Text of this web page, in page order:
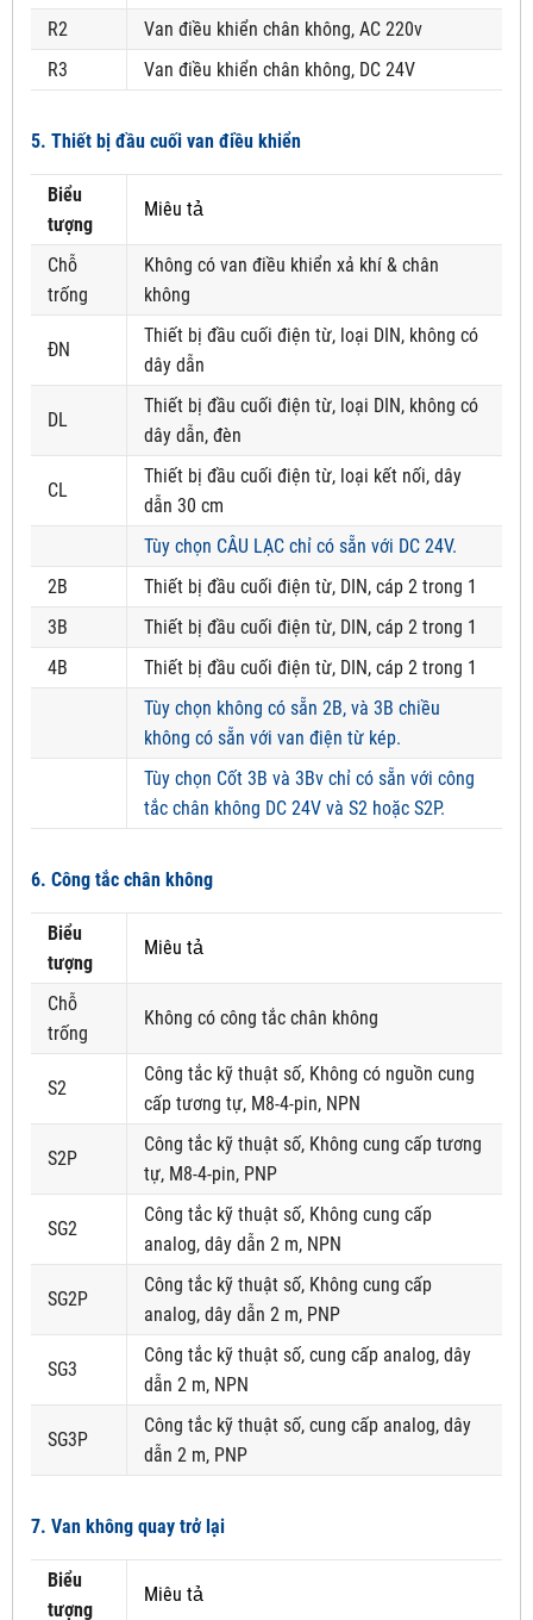
R2
Van điều khiển chân không, AC 220v
R3
Van điều khiển chân không, DC 24V
5. Thiết bị đầu cuối van điều khiển
Biểu
tượng
Miêu tả
Chỗ
trống
Không có van điều khiển xả khí & chân
không
ĐN
Thiết bị đầu cuối điện từ, loại DIN, không có
dây dẫn
DL
Thiết bị đầu cuối điện từ, loại DIN, không có
dây dẫn, đèn
CL
Thiết bị đầu cuối điện từ, loại kết nối, dây
dẫn 30 cm
Tùy chọn CÂU LẠC chỉ có sẵn với DC 24V.
2B
Thiết bị đầu cuối điện từ, DIN, cáp 2 trong 1
3B
Thiết bị đầu cuối điện từ, DIN, cáp 2 trong 1
4B
Thiết bị đầu cuối điện từ, DIN, cáp 2 trong 1
Tùy chọn không có sẵn 2B, và 3B chiều
không có sẵn với van điện từ kép.
Tùy chọn Cốt 3B và 3Bv chỉ có sẵn với công
tắc chân không DC 24V và S2 hoặc S2P.
6. Công tắc chân không
Biểu
tượng
Miêu tả
Chỗ
trống
Không có công tắc chân không
S2
Công tắc kỹ thuật số, Không có nguồn cung
cấp tương tự, M8-4-pin, NPN
S2P
Công tắc kỹ thuật số, Không cung cấp tương
tự, M8-4-pin, PNP
SG2
Công tắc kỹ thuật số, Không cung cấp
analog, dây dẫn 2 m, NPN
SG2P
Công tắc kỹ thuật số, Không cung cấp
analog, dây dẫn 2 m, PNP
SG3
Công tắc kỹ thuật số, cung cấp analog, dây
dẫn 2 m, NPN
SG3P
Công tắc kỹ thuật số, cung cấp analog, dây
dẫn 2 m, PNP
7. Van không quay trở lại
Biểu
tượng
Miêu tả